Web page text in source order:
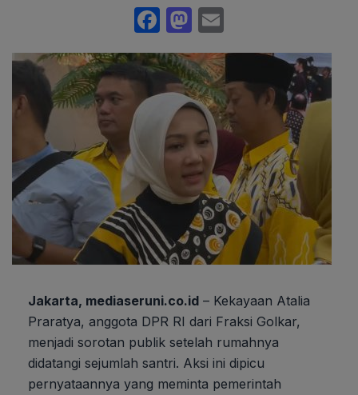
Facebook
Mastodon
Jakarta, mediaseruni.co.id – Kekayaan Atalia
Praratya, anggota DPR RI dari Fraksi Golkar,
menjadi sorotan publik setelah rumahnya
didatangi sejumlah santri. Aksi ini dipicu
pernyataannya yang meminta pemerintah